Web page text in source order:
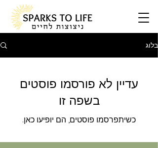
בלוג
עדיין לא פורסמו פוסטים
בשפה זו
כשיתפרסמו פוסטים, הם יופיעו כאן.